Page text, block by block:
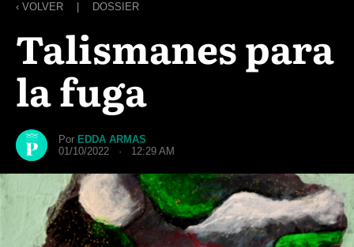
‹ VOLVER DOSSIER
Talismanes para
la fuga
Por EDDA ARMAS
01/10/2022 · 12:29 AM